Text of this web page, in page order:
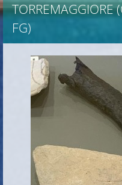
TORREMAGGIORE
FG)